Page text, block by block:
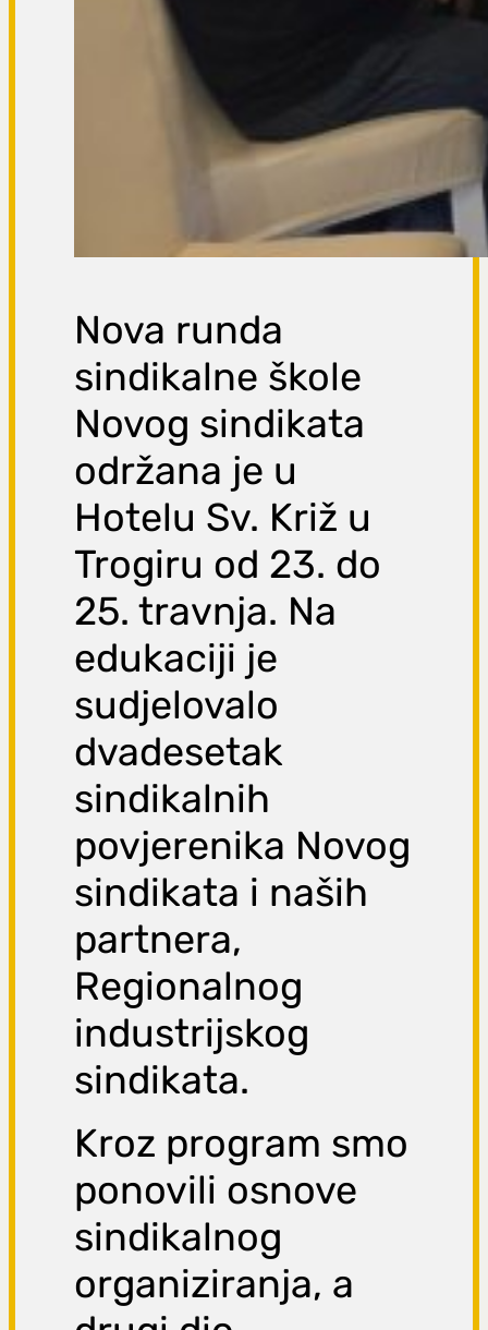
Nova runda
sindikalne škole
Novog sindikata
održana je u
Hotelu Sv. Križ u
Trogiru od 23. do
25. travnja. Na
edukaciji je
sudjelovalo
dvadesetak
sindikalnih
povjerenika Novog
sindikata i naših
partnera,
Regionalnog
industrijskog
sindikata.
Kroz program smo
ponovili osnove
sindikalnog
organiziranja, a